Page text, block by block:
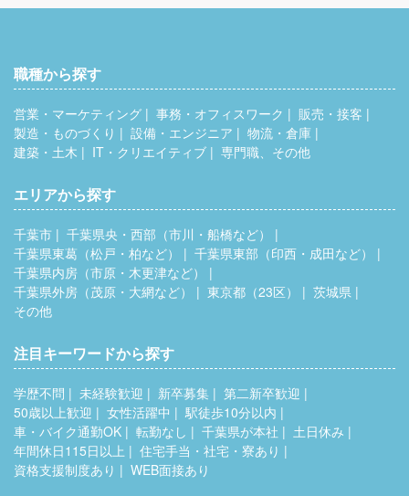
職種から探す
営業・マーケティング 事務・オフィスワーク
販売・接客
製造・ものづくり
設備・エンジニア
物流・倉庫
建築・土木
IT・クリエイティブ 専門職、その他
エリアから探す
千葉市
千葉県央・西部（市川・船橋など）
千葉県東葛（松戸・柏など）
千葉県東部（印西・成田など）
千葉県内房（市原・木更津など）
千葉県外房（茂原・大網など）
東京都（23区）
茨城県
その他
注目キーワードから探す
学歴不問 未経験歓迎 新卒募集
第二新卒歓迎
50歳以上歓迎
女性活躍中
駅徒歩10分以内
車・バイク通勤OK
転勤なし 千葉県が本社
土日休み
年間休日115日以上
住宅手当・社宅・寮あり
資格支援制度あり
WEB面接あり